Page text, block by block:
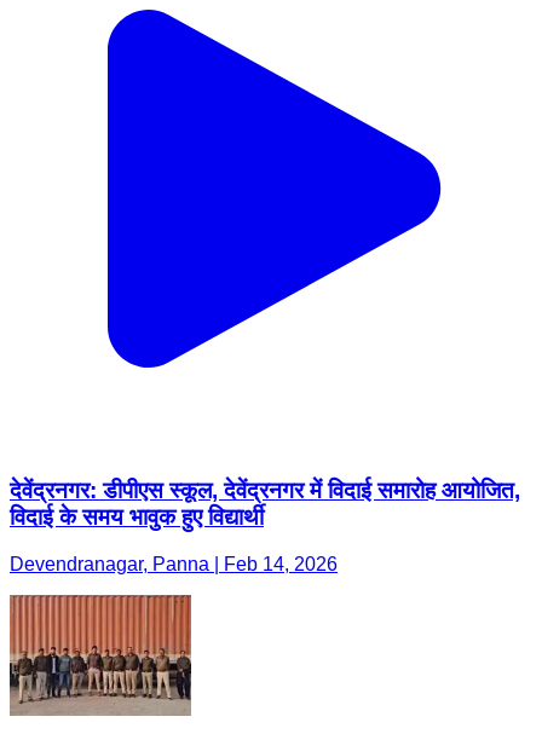
देवेंद्रनगर: डीपीएस स्कूल, देवेंद्रनगर में विदाई समारोह आयोजित,
विदाई के समय भावुक हुए विद्यार्थी
Devendranagar, Panna | Feb 14, 2026